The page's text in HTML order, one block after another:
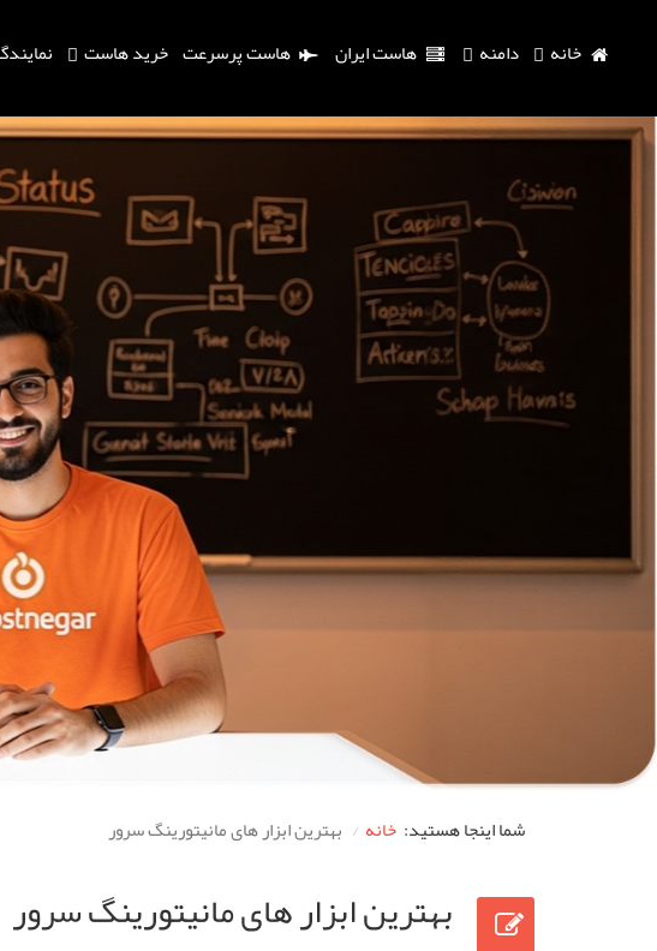
خانه دامنه هاست ایران هاست پرسرعت خرید هاست
شما اینجا هستید: خانه بهترین ابزار های مانیتورینگ سرور
بهترین ابزار های مانیتورینگ سرور